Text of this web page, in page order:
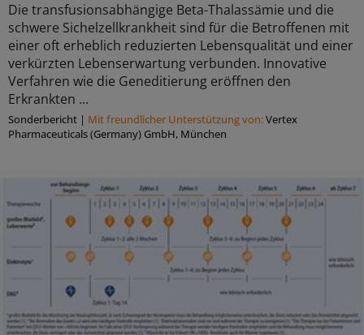
Die transfusionsabhängige Beta-Thalassämie und die
schwere Sichelzellkrankheit sind für die Betroffenen mit
einer oft erheblich reduzierten Lebensqualität und einer
verkürzten Lebenserwartung verbunden. Innovative
Verfahren wie die Geneditierung eröffnen den
Erkrankten ...
Sonderbericht | Mit freundlicher Unterstützung von:Vertex
Pharmaceuticals (Germany) GmbH, München